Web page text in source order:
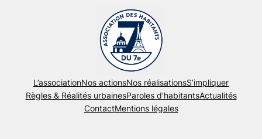
L’associationNos actionsNos réalisationsS’impliquer
Règles & Réalités urbainesParoles d’habitantsActualités
ContactMentions légales